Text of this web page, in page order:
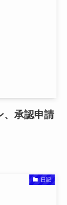
、承認申請
日記